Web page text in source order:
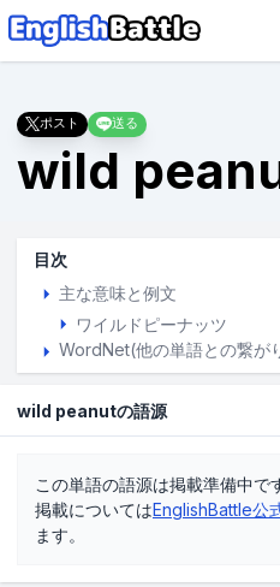
ポスト 送る
wild
目次
主な意味と例文
ワイルドピーナッツ
WordNet(他の単語との繋が
wild peanutの語源
この単語の語源は掲載準備中で
掲載についてはEnglishBattle公
ます。